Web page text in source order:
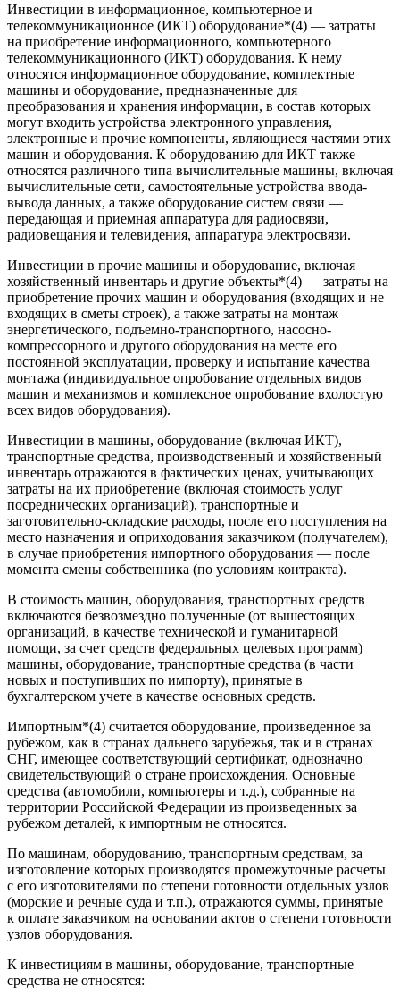
Инвестиции в информационное, компьютерное и
телекоммуникационное (ИКТ) оборудование*(4) — затраты
на приобретение информационного, компьютерного
телекоммуникационного (ИКТ) оборудования. К нему
относятся информационное оборудование, комплектные
машины и оборудование, предназначенные для
преобразования и хранения информации, в состав которых
могут входить устройства электронного управления,
электронные и прочие компоненты, являющиеся частями этих
машин и оборудования. К оборудованию для ИКТ также
относятся различного типа вычислительные машины, включая
вычислительные сети, самостоятельные устройства ввода-
вывода данных, а также оборудование систем связи —
передающая и приемная аппаратура для радиосвязи,
радиовещания и телевидения, аппаратура электросвязи.
Инвестиции в прочие машины и оборудование, включая
хозяйственный инвентарь и другие объекты*(4) — затраты на
приобретение прочих машин и оборудования (входящих и не
входящих в сметы строек), а также затраты на монтаж
энергетического, подъемно-транспортного, насосно-
компрессорного и другого оборудования на месте его
постоянной эксплуатации, проверку и испытание качества
монтажа (индивидуальное опробование отдельных видов
машин и механизмов и комплексное опробование вхолостую
всех видов оборудования).
Инвестиции в машины, оборудование (включая ИКТ),
транспортные средства, производственный и хозяйственный
инвентарь отражаются в фактических ценах, учитывающих
затраты на их приобретение (включая стоимость услуг
посреднических организаций), транспортные и
заготовительно-складские расходы, после его поступления на
место назначения и оприходования заказчиком (получателем),
в случае приобретения импортного оборудования — после
момента смены собственника (по условиям контракта).
В стоимость машин, оборудования, транспортных средств
включаются безвозмездно полученные (от вышестоящих
организаций, в качестве технической и гуманитарной
помощи, за счет средств федеральных целевых программ)
машины, оборудование, транспортные средства (в части
новых и поступивших по импорту), принятые в
бухгалтерском учете в качестве основных средств.
Импортным*(4) считается оборудование, произведенное за
рубежом, как в странах дальнего зарубежья, так и в странах
СНГ, имеющее соответствующий сертификат, однозначно
свидетельствующий о стране происхождения. Основные
средства (автомобили, компьютеры и т.д.), собранные на
территории Российской Федерации из произведенных за
рубежом деталей, к импортным не относятся.
По машинам, оборудованию, транспортным средствам, за
изготовление которых производятся промежуточные расчеты
с его изготовителями по степени готовности отдельных узлов
(морские и речные суда и т.п.), отражаются суммы, принятые
к оплате заказчиком на основании актов о степени готовности
узлов оборудования.
К инвестициям в машины, оборудование, транспортные
средства не относятся: